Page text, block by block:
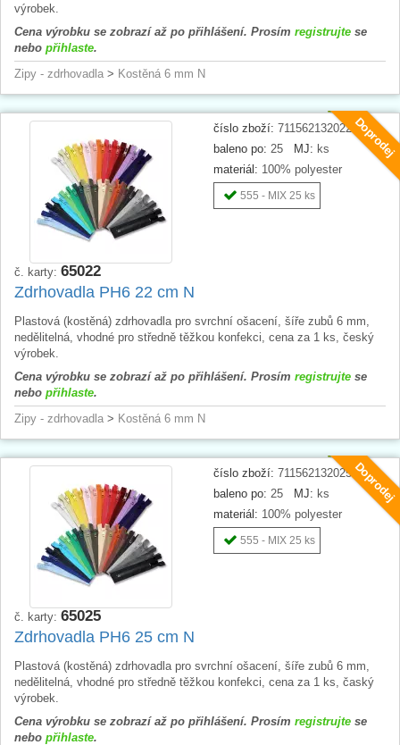
výrobek.
Cena výrobku se zobrazí až po přihlášení. Prosím registrujte se
nebo přihlaste.
Zipy - zdrhovadla > Kostěná 6 mm N
Doprodej
číslo zboží: 711562132022
baleno po: 25 MJ: ks
materiál: 100% polyester
555 - MIX 25 ks
č. karty: 65022
Zdrhovadla PH6 22 cm N
Plastová (kostěná) zdrhovadla pro svrchní ošacení, šíře zubů 6 mm,
nedělitelná, vhodné pro středně těžkou konfekci, cena za 1 ks, český
výrobek.
Cena výrobku se zobrazí až po přihlášení. Prosím registrujte se
nebo přihlaste.
Zipy - zdrhovadla > Kostěná 6 mm N
Doprodej
číslo zboží: 711562132025
baleno po: 25 MJ: ks
materiál: 100% polyester
555 - MIX 25 ks
č. karty: 65025
Zdrhovadla PH6 25 cm N
Plastová (kostěná) zdrhovadla pro svrchní ošacení, šíře zubů 6 mm,
nedělitelná, vhodné pro středně těžkou konfekci, cena za 1 ks, časký
výrobek.
Cena výrobku se zobrazí až po přihlášení. Prosím registrujte se
nebo přihlaste.